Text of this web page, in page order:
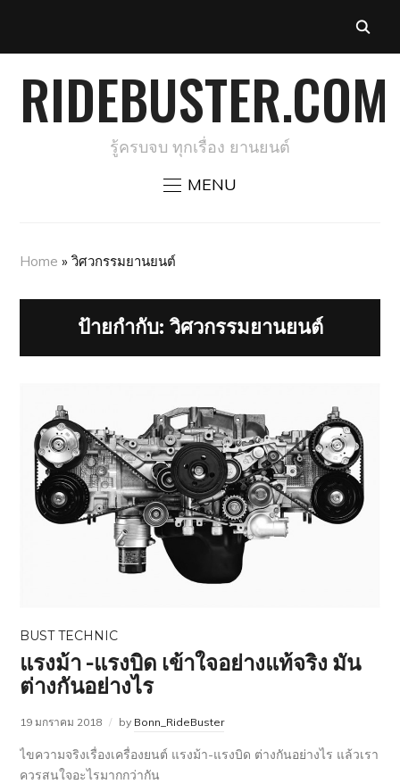
RIDEBUSTER.COM
รู้ครบจบ ทุกเรื่อง ยานยนต์
MENU
Home »วิศวกรรมยานยนต์
ป้ายกำกับ: วิศวกรรมยานยนต์
BUST TECHNIC
แรงม้า -แรงบิด เข้าใจอย่างแท้จริง มัน
ต่างกันอย่างไร
19 มกราคม 2018 by Bonn_RideBuster
ไขความจริงเรื่องเครื่องยนต์ แรงม้า-แรงบิด ต่างกันอย่างไร แล้วเรา
ควรสนใจอะไรมากกว่ากัน